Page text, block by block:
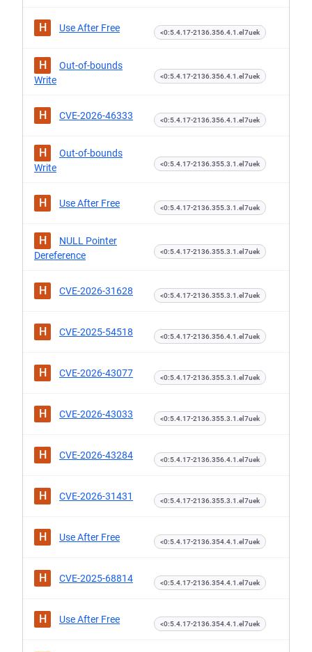
H Use After Free <0:5.4.17-2136.356.4.1.el7uek
H
Out-of-bounds
Write
<0:5.4.17-2136.356.4.1.el7uek
H CVE-2026-46333 <0:5.4.17-2136.356.4.1.el7uek
H
Out-of-bounds
Write
<0:5.4.17-2136.355.3.1.el7uek
H Use After Free <0:5.4.17-2136.355.3.1.el7uek
H
NULL Pointer
Dereference
<0:5.4.17-2136.355.3.1.el7uek
H CVE-2026-31628 <0:5.4.17-2136.355.3.1.el7uek
H CVE-2025-54518 <0:5.4.17-2136.356.4.1.el7uek
H CVE-2026-43077 <0:5.4.17-2136.355.3.1.el7uek
H CVE-2026-43033 <0:5.4.17-2136.355.3.1.el7uek
H CVE-2026-43284 <0:5.4.17-2136.356.4.1.el7uek
H CVE-2026-31431 <0:5.4.17-2136.355.3.1.el7uek
H Use After Free <0:5.4.17-2136.354.4.1.el7uek
H CVE-2025-68814 <0:5.4.17-2136.354.4.1.el7uek
H Use After Free <0:5.4.17-2136.354.4.1.el7uek